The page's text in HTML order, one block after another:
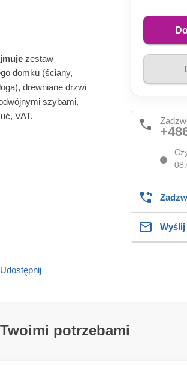
zestaw
domku (ściany,
drewniane drzwi
szybami,
VAT.
Wyślij
Udostępnij
potrzebami